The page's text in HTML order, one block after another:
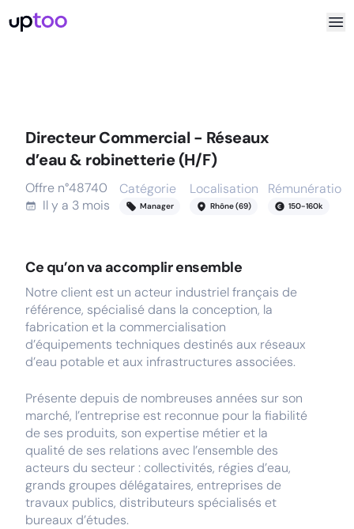
Directeur Commercial - Réseaux
d’eau & robinetterie (H/F)
Offre n°48740
Il y a 3 mois
Catégorie
Manager
Localisation
Rhône (69)
Rémunération
150-160k
Ce qu’on va accomplir ensemble
Notre client est un acteur industriel français de
référence, spécialisé dans la conception, la
fabrication et la commercialisation
d’équipements techniques destinés aux réseaux
d’eau potable et aux infrastructures associées.
Présente depuis de nombreuses années sur son
marché, l’entreprise est reconnue pour la fiabilité
de ses produits, son expertise métier et la
qualité de ses relations avec l’ensemble des
acteurs du secteur : collectivités, régies d’eau,
grands groupes délégataires, entreprises de
travaux publics, distributeurs spécialisés et
bureaux d’études.